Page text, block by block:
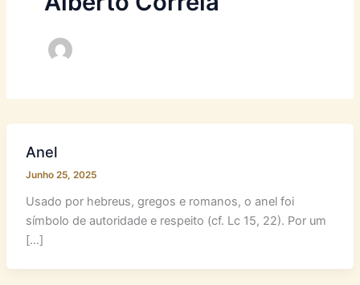
Anel
Junho 25, 2025
Usado por hebreus, gregos e romanos, o anel foi
símbolo de autoridade e respeito (cf. Lc 15, 22). Por um
[…]